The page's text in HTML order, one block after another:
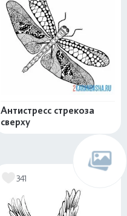
Антистресс стрекоза
сверху
341